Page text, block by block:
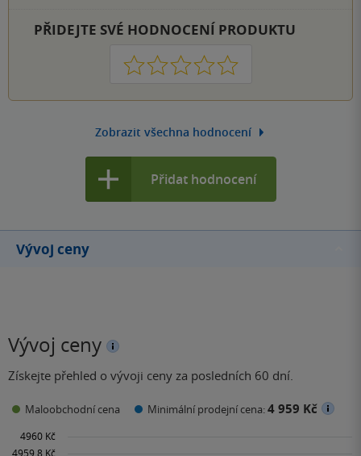
PŘIDEJTE SVÉ HODNOCENÍ PRODUKTU
1 2 3 4 5
Zobrazit všechna hodnocení
Přidat hodnocení
Vývoj ceny
Vývoj ceny
Získejte přehled o vývoji ceny za posledních 60 dní.
Maloobchodní cena Minimální prodejní cena:4 959 Kč